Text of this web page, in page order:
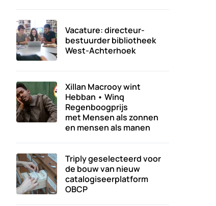
Vacature: directeur-
bestuurder bibliotheek
West-Achterhoek
Xillan Macrooy wint
Hebban • Winq
Regenboogprijs
met Mensen als zonnen
en mensen als manen
Triply geselecteerd voor
de bouw van nieuw
catalogiseerplatform
OBCP